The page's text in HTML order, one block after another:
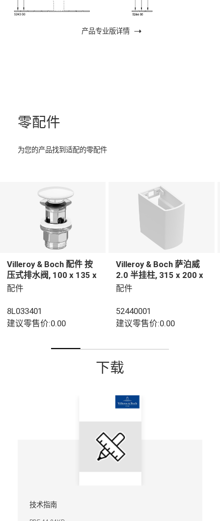
产品专业版详情
零配件
为您的产品找到适配的零配件
Villeroy & Boch 配件 按
压式排水阀, 100 x 135 x
69,5 mm, 白色
配件
8L033401
建议零售价:0.00
Villeroy & Boch 萨泊威
2.0 半挂柱, 315 x 200 x
290 mm, 白色
配件
52440001
建议零售价:0.00
下载
技术指南